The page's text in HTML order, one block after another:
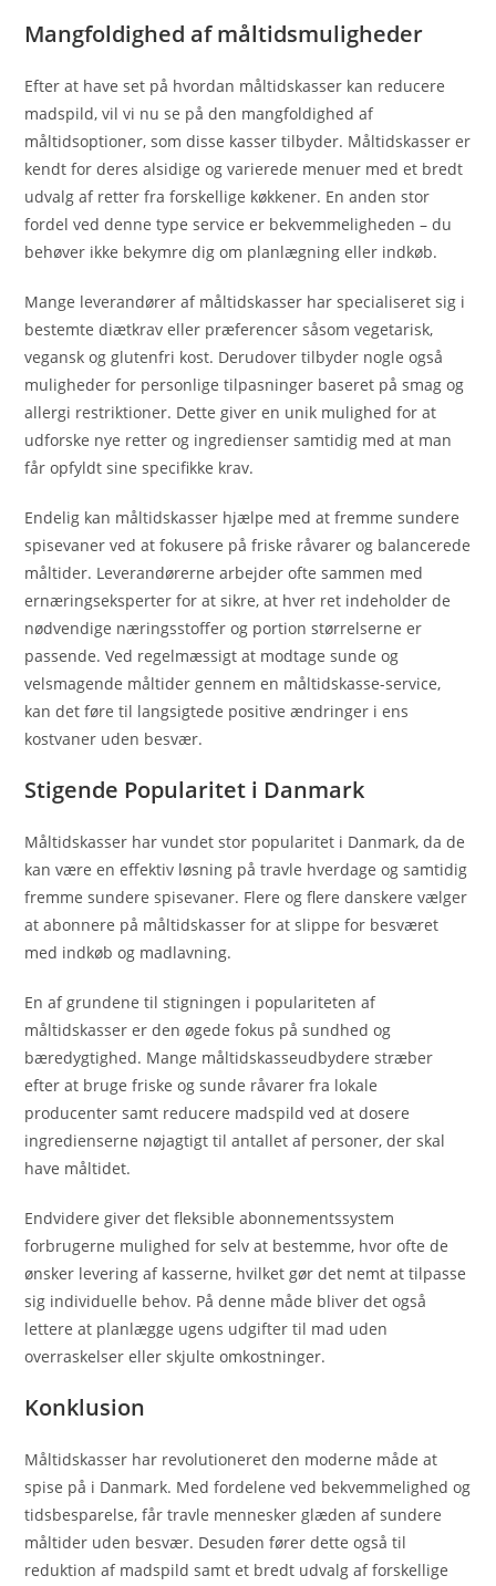
Mangfoldighed af måltidsmuligheder
Efter at have set på hvordan måltidskasser kan reducere
madspild, vil vi nu se på den mangfoldighed af
måltidsoptioner, som disse kasser tilbyder. Måltidskasser er
kendt for deres alsidige og varierede menuer med et bredt
udvalg af retter fra forskellige køkkener. En anden stor
fordel ved denne type service er bekvemmeligheden – du
behøver ikke bekymre dig om planlægning eller indkøb.
Mange leverandører af måltidskasser har specialiseret sig i
bestemte diætkrav eller præferencer såsom vegetarisk,
vegansk og glutenfri kost. Derudover tilbyder nogle også
muligheder for personlige tilpasninger baseret på smag og
allergi restriktioner. Dette giver en unik mulighed for at
udforske nye retter og ingredienser samtidig med at man
får opfyldt sine specifikke krav.
Endelig kan måltidskasser hjælpe med at fremme sundere
spisevaner ved at fokusere på friske råvarer og balancerede
måltider. Leverandørerne arbejder ofte sammen med
ernæringseksperter for at sikre, at hver ret indeholder de
nødvendige næringsstoffer og portion størrelserne er
passende. Ved regelmæssigt at modtage sunde og
velsmagende måltider gennem en måltidskasse-service,
kan det føre til langsigtede positive ændringer i ens
kostvaner uden besvær.
Stigende Popularitet i Danmark
Måltidskasser har vundet stor popularitet i Danmark, da de
kan være en effektiv løsning på travle hverdage og samtidig
fremme sundere spisevaner. Flere og flere danskere vælger
at abonnere på måltidskasser for at slippe for besværet
med indkøb og madlavning.
En af grundene til stigningen i populariteten af
måltidskasser er den øgede fokus på sundhed og
bæredygtighed. Mange måltidskasseudbydere stræber
efter at bruge friske og sunde råvarer fra lokale
producenter samt reducere madspild ved at dosere
ingredienserne nøjagtigt til antallet af personer, der skal
have måltidet.
Endvidere giver det fleksible abonnementssystem
forbrugerne mulighed for selv at bestemme, hvor ofte de
ønsker levering af kasserne, hvilket gør det nemt at tilpasse
sig individuelle behov. På denne måde bliver det også
lettere at planlægge ugens udgifter til mad uden
overraskelser eller skjulte omkostninger.
Konklusion
Måltidskasser har revolutioneret den moderne måde at
spise på i Danmark. Med fordelene ved bekvemmelighed og
tidsbesparelse, får travle mennesker glæden af sundere
måltider uden besvær. Desuden fører dette også til
reduktion af madspild samt et bredt udvalg af forskellige